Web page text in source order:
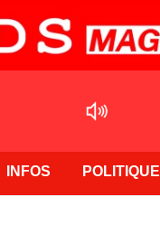
INFOS POLITIQUE